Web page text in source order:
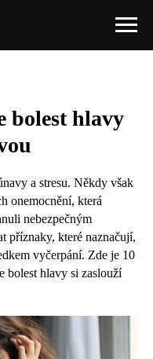
bolest hlavy
a stresu. Někdy však
onemocnění, která
nebezpečným
příznaky, které naznačují,
vyčerpání. Zde je 10
bolest hlavy si zaslouží